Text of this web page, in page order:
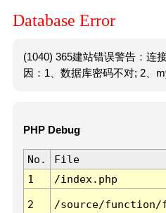
Database Error
(1040) 365建站错误警告：连
因：1、数据库密码不对; 2、
PHP Debug
No. File
1
/index.php
2 /source/function/